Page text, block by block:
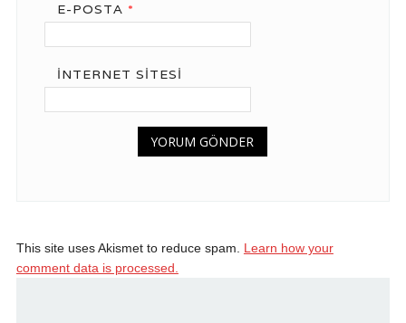
E-POSTA *
İNTERNET SITESI
This site uses Akismet to reduce spam. Learn how your
comment data is processed.